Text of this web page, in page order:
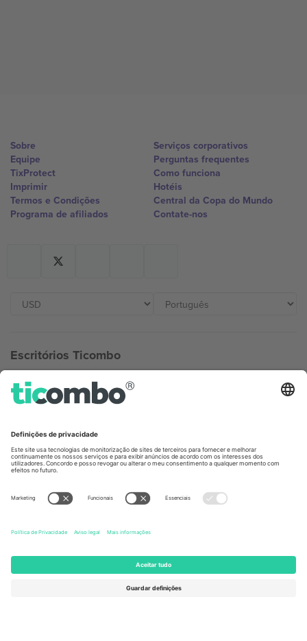
Sobre
Equipe
TixProtect
Imprimir
Termos e Condições
Programa de afiliados
Serviços corporativos
Perguntas frequentes
Como funciona
Hotéis
Central da Copa do Mundo
Contate-nos
Escritórios Ticombo
Germany
Unter den Linden 24, 10117
United States
Newark, Delaware 19713, United
Switzerland
Engelberg, Switzerland
Bulgaria
Regus Sofia City West, bul
Totleben 53-55, 1606 Sofia,
UAE Dubai Silicon Oasis, DDP
Building A1, Office 302, Dubai,
United Arab Emirates